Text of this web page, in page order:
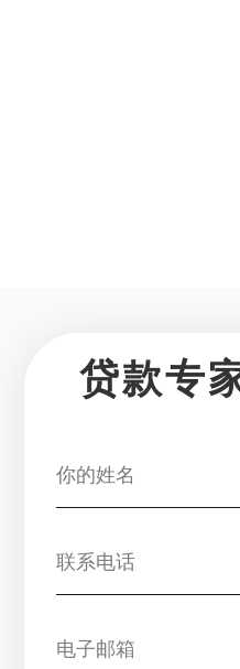
贷款专